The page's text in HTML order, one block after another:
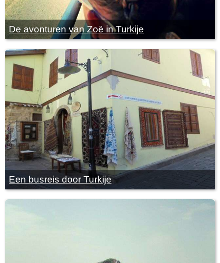
De avonturen van Zoë in Turkije
Een busreis door Turkije